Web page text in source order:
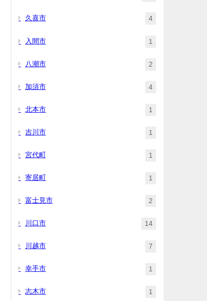
久喜市 4
入間市 1
八潮市 2
加須市 4
北本市 1
吉川市 1
宮代町 1
寄居町 1
富士見市 2
川口市 14
川越市 7
幸手市 1
志木市 1